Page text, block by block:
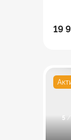
19
5 /